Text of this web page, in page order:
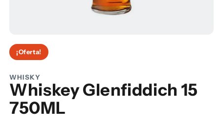
elemento
multimedia
1
una
ventana
modal
¡Oferta!
WHISKY
Whiskey Glenfiddich 15
750ML